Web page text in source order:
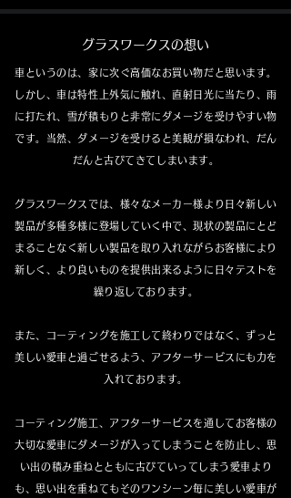
グラスワークスの想い
車というのは、家に次ぐ高価なお買い物だと思います。
しかし、車は特性上外気に触れ、直射日光に当たり、雨
に打たれ、雪が積もりと非常にダメージを受けやすい物
です。当然、ダメージを受けると美観が損なわれ、だん
だんと古びてきてしまいます。
グラスワークスでは、様々なメーカー様より日々新しい
製品が多種多様に登場していく中で、現状の製品にとど
まることなく新しい製品を取り入れながらお客様により
新しく、 より良いものを提供出来るように日々テストを
繰り返しております。
また、コーティングを施工して終わりではなく、ずっと
美しい愛車と過ごせるよう、アフターサービスにも力を
入れております。
コーティング施工、アフターサービスを通してお客様の
大切な愛車にダメージが入ってしまうことを防止し、 思
い出の積み重ねとともに古びていってしまう愛車より
も、 思い出を重ねてもそのワンシーン毎に美しい愛車が